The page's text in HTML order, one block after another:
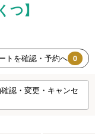
つ】
トを確認・予約へ 0
認・変更・キャンセ